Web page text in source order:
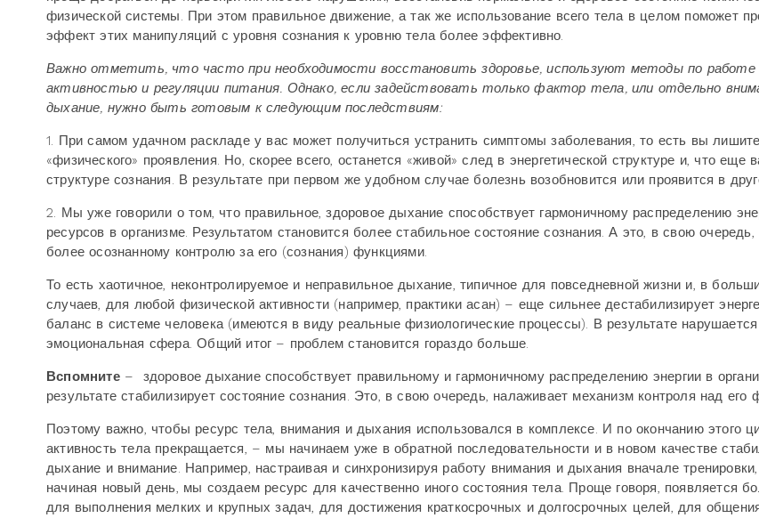
физической системы. При этом правильное движение, а так же использование всего тела в целом поможет
эффект этих манипуляций с уровня сознания к уровню тела более эффективно.
Важно отметить, что часто при необходимости восстановить здоровье, используют методы по работе
активностью и регуляции питания. Однако, если задействовать только фактор тела, или отдельно
дыхание, нужно быть готовым к следующим последствиям:
1. При самом удачном раскладе у вас может получиться устранить симптомы заболевания, то есть вы
«физического» проявления. Но, скорее всего, останется «живой» след в энергетической структуре и, что еще
структуре сознания. В результате при первом же удобном случае болезнь возобновится или проявится в
2. Мы уже говорили о том, что правильное, здоровое дыхание способствует гармоничному распределению
ресурсов в организме. Результатом становится более стабильное состояние сознания. А это, в свою очередь,
более осознанному контролю за его (сознания) функциями.
То есть хаотичное, неконтролируемое и неправильное дыхание, типичное для повседневной жизни и, в
случаев, для любой физической активности (например, практики асан) – еще сильнее дестабилизирует
баланс в системе человека (имеются в виду реальные физиологические процессы). В результате
эмоциональная сфера. Общий итог – проблем становится гораздо больше.
Вспомните– здоровое дыхание способствует правильному и гармоничному распределению энергии в
результате стабилизирует состояние сознания. Это, в свою очередь, налаживает механизм контроля над его
Поэтому важно, чтобы ресурс тела, внимания и дыхания использовался в комплексе. И по окончанию этого
активность тела прекращается, – мы начинаем уже в обратной последовательности и в новом качестве
дыхание и внимание. Например, настраивая и синхронизируя работу внимания и дыхания вначале
начиная новый день, мы создаем ресурс для качественно иного состояния тела. Проще говоря, появляется
для выполнения мелких и крупных задач, для достижения краткосрочных и долгосрочных целей, для